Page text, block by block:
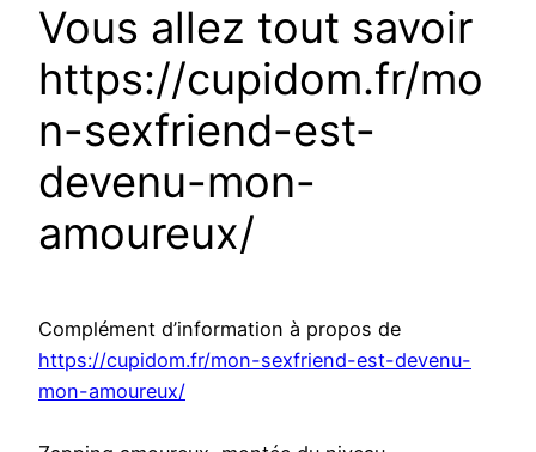
Vous allez tout savoir
https://cupidom.fr/mo
n-sexfriend-est-
devenu-mon-
amoureux/
Complément d’information à propos de
https://cupidom.fr/mon-sexfriend-est-devenu-
mon-amoureux/